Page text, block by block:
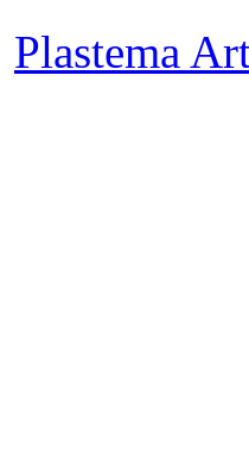
Plastema